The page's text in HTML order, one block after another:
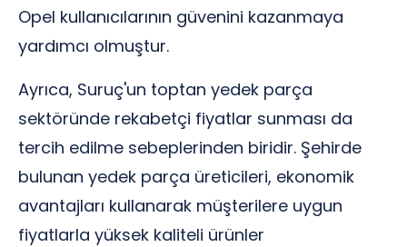
Opel kullanıcılarının güvenini kazanmaya
yardımcı olmuştur.
Ayrıca, Suruç'un toptan yedek parça
sektöründe rekabetçi fiyatlar sunması da
tercih edilme sebeplerinden biridir. Şehirde
bulunan yedek parça üreticileri, ekonomik
avantajları kullanarak müşterilere uygun
fiyatlarla yüksek kaliteli ürünler